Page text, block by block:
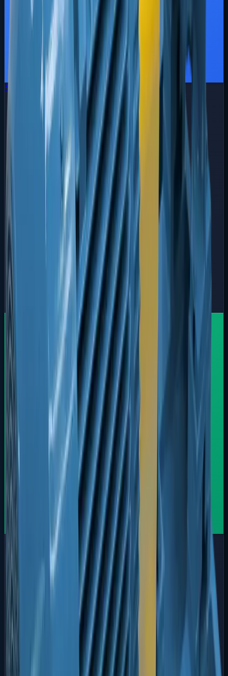
Série FBCN Centrífugas Normalizadas
Série FBOT Óleo Térmico